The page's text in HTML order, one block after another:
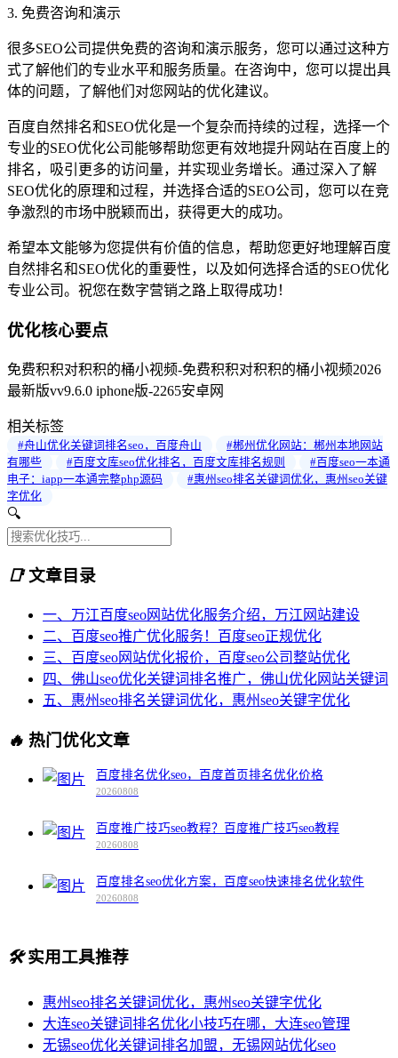
3. 免费咨询和演示
很多SEO公司提供免费的咨询和演示服务，您可以通过这种方
式了解他们的专业水平和服务质量。在咨询中，您可以提出具
体的问题，了解他们对您网站的优化建议。
百度自然排名和SEO优化是一个复杂而持续的过程，选择一个
专业的SEO优化公司能够帮助您更有效地提升网站在百度上的
排名，吸引更多的访问量，并实现业务增长。通过深入了解
SEO优化的原理和过程，并选择合适的SEO公司，您可以在竞
争激烈的市场中脱颖而出，获得更大的成功。
希望本文能够为您提供有价值的信息，帮助您更好地理解百度
自然排名和SEO优化的重要性，以及如何选择合适的SEO优化
专业公司。祝您在数字营销之路上取得成功！
优化核心要点
免费积积对积积的桶小视频-免费积积对积积的桶小视频2026
最新版vv9.6.0 iphone版-2265安卓网
相关标签
#舟山优化关键词排名seo，百度舟山
#郴州优化网站：郴州本地网站
有哪些
#百度文库seo优化排名，百度文库排名规则
#百度seo一本通
电子：iapp一本通完整php源码
#惠州seo排名关键词优化，惠州seo关键
字优化
🔍
📑文章目录
一、万江百度seo网站优化服务介绍，万江网站建设
二、百度seo推广优化服务！百度seo正规优化
三、百度seo网站优化报价，百度seo公司整站优化
四、佛山seo优化关键词排名推广，佛山优化网站关键词
五、惠州seo排名关键词优化，惠州seo关键字优化
🔥 热门优化文章
百度排名优化seo，百度首页排名优化价格
20260808
百度推广技巧seo教程？百度推广技巧seo教程
20260808
百度排名seo优化方案，百度seo快速排名优化软件
20260808
🛠️实用工具推荐
惠州seo排名关键词优化，惠州seo关键字优化
大连seo关键词排名优化小技巧在哪，大连seo管理
无锡seo优化关键词排名加盟，无锡网站优化seo